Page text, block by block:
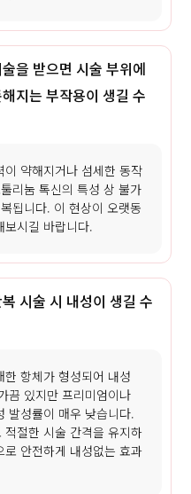
을 받으면 시술 부위에
지는 부작용이 생길 수
약해지거나 섬세한 동작
리눔 톡신의 특성 상 불가
됩니다. 이 현상이 오랫동
보시길 바랍니다.
시술 시 내성이 생길 수
항체가 형성되어 내성
끔 있지만 프리미엄이나
발성률이 매우 낮습니다.
절한 시술 간격을 유지하
안전하게 내성없는 효과